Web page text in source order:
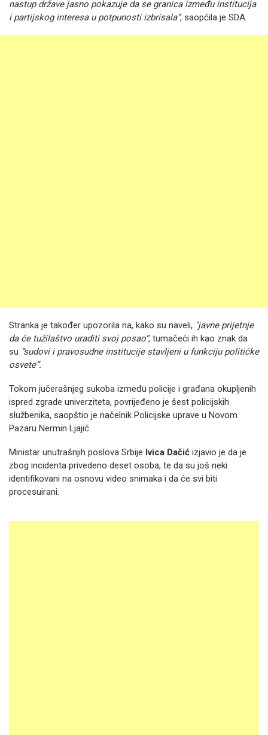
nastup države jasno pokazuje da se granica između institucija
i partijskog interesa u potpunosti izbrisala“, saopćila je SDA.
Stranka je također upozorila na, kako su naveli, "javne prijetnje
da će tužilaštvo uraditi svoj posao“, tumačeći ih kao znak da
su “sudovi i pravosudne institucije stavljeni u funkciju političke
osvete“.
Tokom jučerašnjeg sukoba između policije i građana okupljenih
ispred zgrade univerziteta, povrijeđeno je šest policijskih
službenika, saopštio je načelnik Policijske uprave u Novom
Pazaru Nermin Ljajić.
Ministar unutrašnjih poslova Srbije Ivica Dačić izjavio je da je
zbog incidenta privedeno deset osoba, te da su još neki
identifikovani na osnovu video snimaka i da će svi biti
procesuirani.